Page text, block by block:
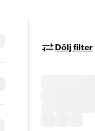
Dölj filter